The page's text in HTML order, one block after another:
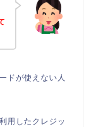
ドが使えない人
用したクレジッ